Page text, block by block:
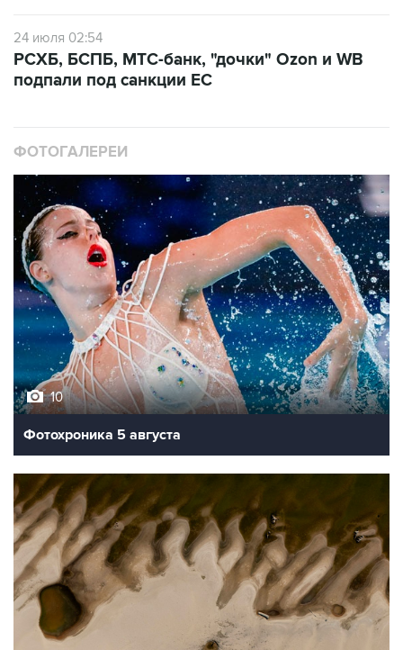
24 июля 02:54
РСХБ, БСПБ, МТС-банк, "дочки" Ozon и WB
подпали под санкции ЕС
ФОТОГАЛЕРЕИ
10
Фотохроника 5 августа